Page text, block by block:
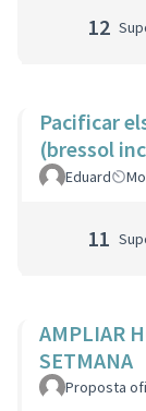
12
Pacificar
(bressol
Eduard
11
AMPLIAR
SETMANA
Proposta